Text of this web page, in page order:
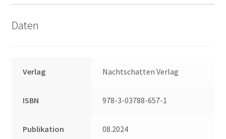
Daten
Verlag Nachtschatten Verlag
ISBN 978-3-03788-657-1
Publikation 08.2024